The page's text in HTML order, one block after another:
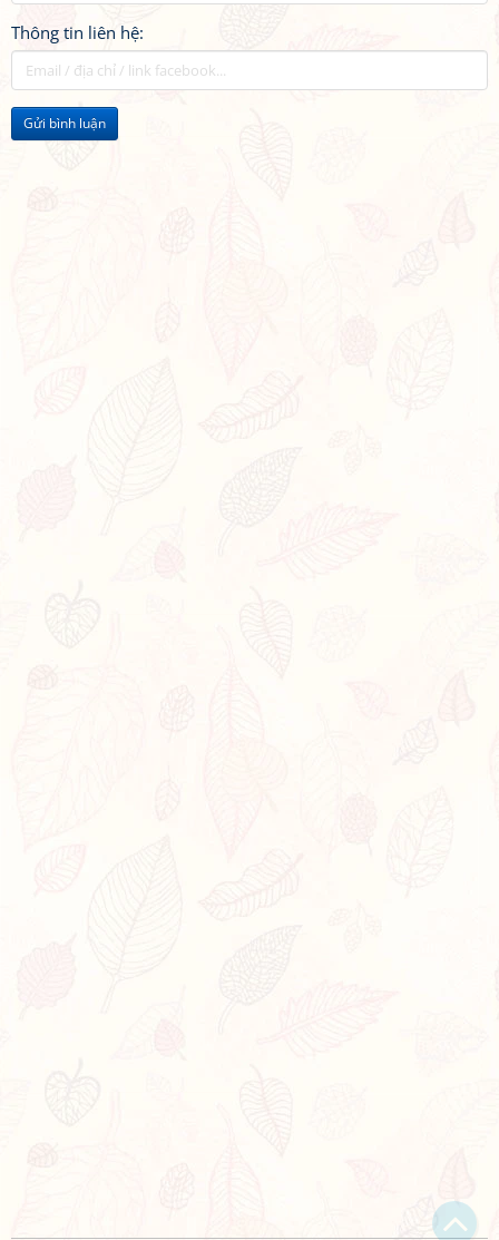
Thông tin liên hệ:
Gửi bình luận